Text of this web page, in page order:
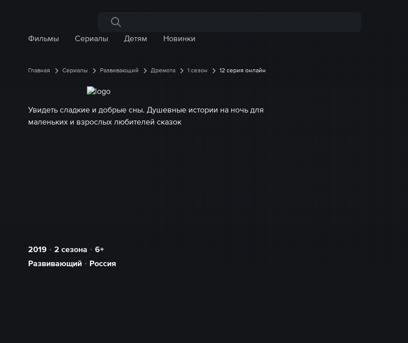
Поиск по сайту
Фильмы
Сериалы Детям Новинки
Главная Сериалы Развивающий Дремота 1 сезон 12 серия онлайн
Увидеть сладкие и добрые сны. Душевные истории на ночь для
маленьких и взрослых любителей сказок
2019 2 сезона
6+
Развивающий
Россия